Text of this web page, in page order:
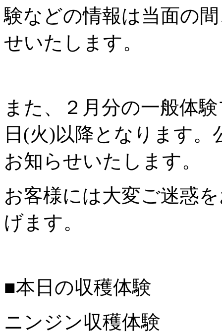
験などの情報は当面の
せいたします。
また、２月分の一般体
日(火)以降となります
お知らせいたします。
お客様には大変ご迷惑
げます。
■本日の収穫体験
ニンジン収穫体験